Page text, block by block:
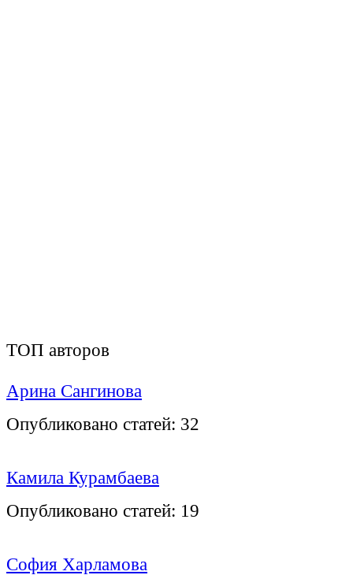
ТОП авторов
Арина Сангинова
Опубликовано статей: 32
Камила Курамбаева
Опубликовано статей: 19
София Харламова